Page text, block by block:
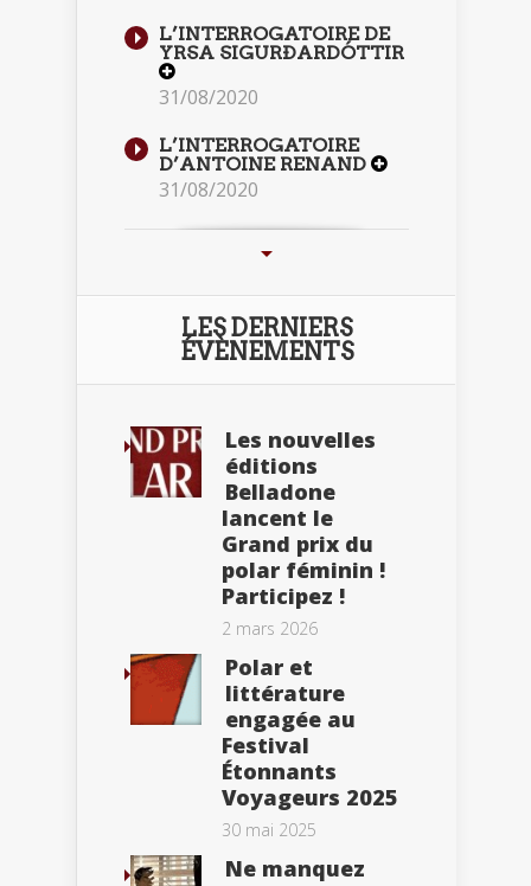
L’INTERROGATOIRE DE
YRSA SIGURÐARDÓTTIR
31/08/2020
L’INTERROGATOIRE
D’ANTOINE RENAND
31/08/2020
LES DERNIERS
ÉVÈNEMENTS
Les nouvelles
éditions
Belladone
lancent le
Grand prix du
polar féminin !
Participez !
2 mars 2026
Polar et
littérature
engagée au
Festival
Étonnants
Voyageurs 2025
30 mai 2025
Ne manquez